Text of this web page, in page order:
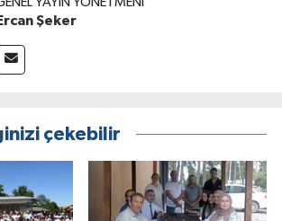
Şeker
çekebilir